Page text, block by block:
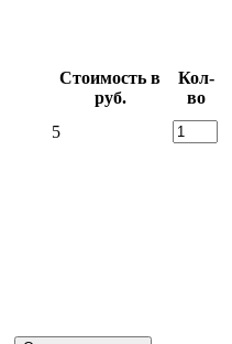
Стоимость в
руб.
Кол-
во
5